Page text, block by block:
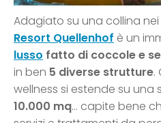
Adagiato su una collina nei
Resort Quellenhof è un
lusso fatto di coccole e
in ben 5 diverse strutture.
wellness si estende su
10.000 mq… capite bene